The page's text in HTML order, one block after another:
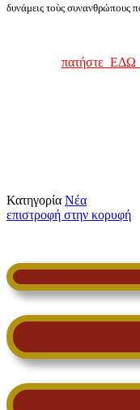
δυνάμεις τοὺς συνανθρώπους
πατήστε ΕΔΩ
Κατηγορία Νέα
επιστροφή στην κορυφή